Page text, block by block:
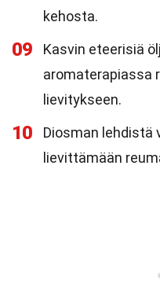
kehosta.
09
Kasvin eteerisiä
aromaterapiassa
lievitykseen.
10
Diosman
lievittämään